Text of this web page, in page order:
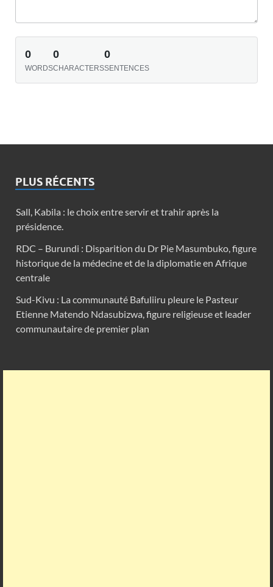
0
WORDS
0
CHARACTERS
0
SENTENCES
PLUS RÉCENTS
Sall, Kabila : le choix entre servir et trahir après la
présidence.
RDC – Burundi : Disparition du Dr Pie Masumbuko, figure
historique de la médecine et de la diplomatie en Afrique
centrale
Sud-Kivu : La communauté Bafuliiru pleure le Pasteur
Etienne Matendo Ndasubizwa, figure religieuse et leader
communautaire de premier plan